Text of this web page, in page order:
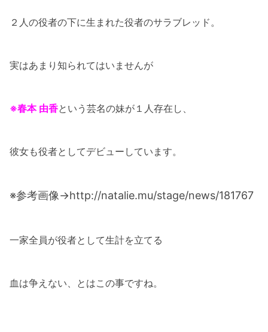
２人の役者の下に生まれた役者のサラブレッド。
実はあまり知られてはいませんが
※春本 由香という芸名の妹が１人存在し、
彼女も役者としてデビューしています。
※参考画像→http://natalie.mu/stage/news/181767
一家全員が役者として生計を立てる
血は争えない、とはこの事ですね。